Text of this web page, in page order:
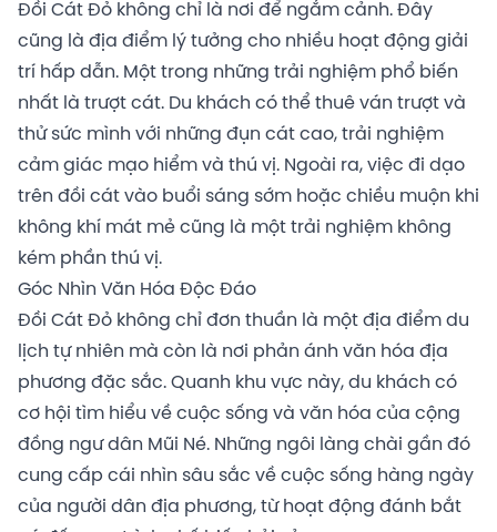
Đồi Cát Đỏ không chỉ là nơi để ngắm cảnh. Đây
cũng là địa điểm lý tưởng cho nhiều hoạt động giải
trí hấp dẫn. Một trong những trải nghiệm phổ biến
nhất là trượt cát. Du khách có thể thuê ván trượt và
thử sức mình với những đụn cát cao, trải nghiệm
cảm giác mạo hiểm và thú vị. Ngoài ra, việc đi dạo
trên đồi cát vào buổi sáng sớm hoặc chiều muộn khi
không khí mát mẻ cũng là một trải nghiệm không
kém phần thú vị.
Góc Nhìn Văn Hóa Độc Đáo
Đồi Cát Đỏ không chỉ đơn thuần là một địa điểm du
lịch tự nhiên mà còn là nơi phản ánh văn hóa địa
phương đặc sắc. Quanh khu vực này, du khách có
cơ hội tìm hiểu về cuộc sống và văn hóa của cộng
đồng ngư dân Mũi Né. Những ngôi làng chài gần đó
cung cấp cái nhìn sâu sắc về cuộc sống hàng ngày
của người dân địa phương, từ hoạt động đánh bắt